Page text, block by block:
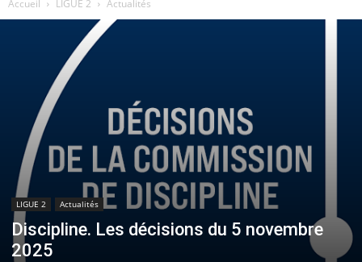
Accueil LIGUE 2 Actualités
LIGUE 2 Actualités
Discipline. Les décisions du 5 novembre
2025